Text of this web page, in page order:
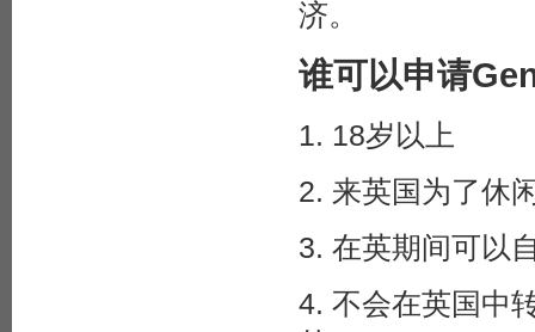
济。
谁可以申请
1. 18岁以上
2. 来英国为了休
3. 在英期间可以
4. 不会在英国中